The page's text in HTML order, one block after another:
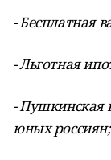
- Бесплатная
- Льготная
- Пушкинская
юных россиян;